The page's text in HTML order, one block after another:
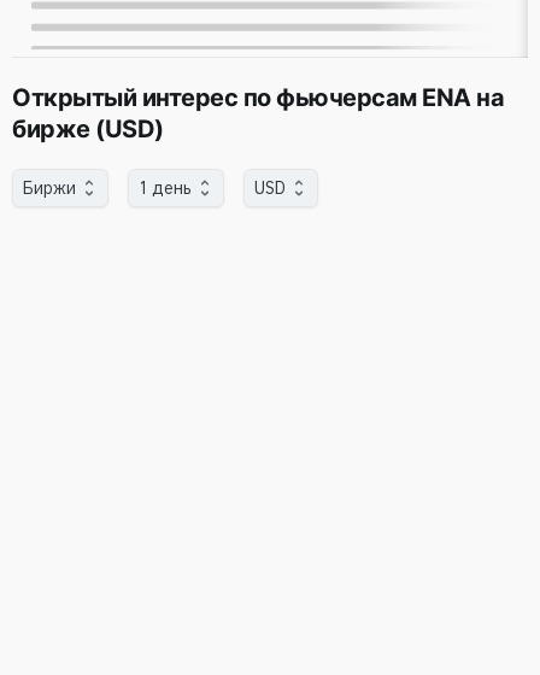
Открытый интерес по фьючерсам ENA на
бирже (USD)
Биржи 1 день USD